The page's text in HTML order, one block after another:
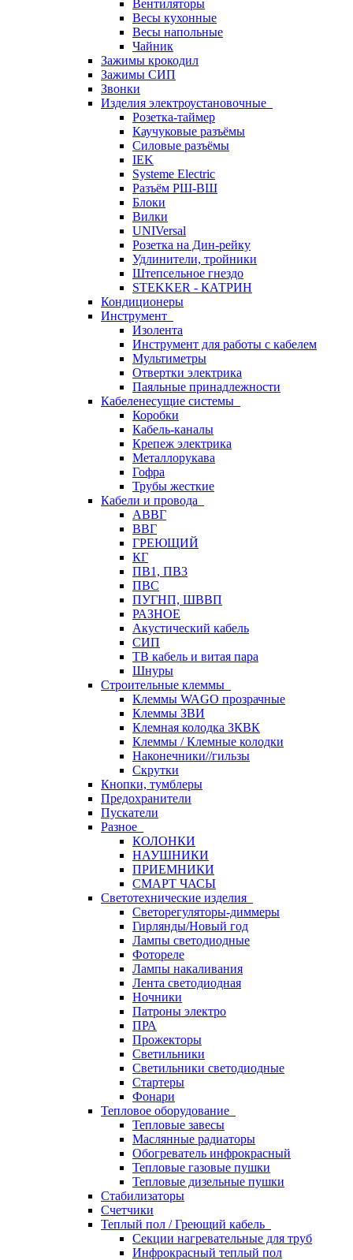
Вентиляторы
Весы кухонные
Весы напольные
Чайник
Зажимы крокодил
Зажимы СИП
Звонки
Изделия электроустановочные
Розетка-таймер
Каучуковые разъёмы
Силовые разъёмы
IEK
Systeme Electric
Разъём РШ-ВШ
Блоки
Вилки
UNIVersal
Розетка на Дин-рейку
Удлинители, тройники
Штепсельное гнездо
STEKKER - КАТРИН
Кондиционеры
Инструмент
Изолента
Инструмент для работы с кабелем
Мультиметры
Отвертки электрика
Паяльные принадлежности
Кабеленесущие системы
Коробки
Кабель-каналы
Крепеж электрика
Металлорукава
Гофра
Трубы жесткие
Кабели и провода
АВВГ
ВВГ
ГРЕЮЩИЙ
КГ
ПВ1, ПВ3
ПВС
ПУГНП, ШВВП
РАЗНОЕ
Акустический кабель
СИП
ТВ кабель и витая пара
Шнуры
Строительные клеммы
Клеммы WAGO прозрачные
Клеммы ЗВИ
Клемная колодка ЗКВК
Клеммы / Клемные колодки
Наконечники//гильзы
Скрутки
Кнопки, тумблеры
Предохранители
Пускатели
Разное
КОЛОНКИ
НАУШНИКИ
ПРИЕМНИКИ
СМАРТ ЧАСЫ
Светотехнические изделия
Светорегуляторы-диммеры
Гирлянды/Новый год
Лампы светодиодные
Фотореле
Лампы накаливания
Лента светодиодная
Ночники
Патроны электро
ПРА
Прожекторы
Светильники
Светильники светодиодные
Стартеры
Фонари
Тепловое оборудование
Тепловые завесы
Маслянные радиаторы
Обогреватель инфрокрасный
Тепловые газовые пушки
Тепловые дизельные пушки
Стабилизаторы
Счетчики
Теплый пол / Греющий кабель
Секции нагревательные для труб
Инфрокрасный теплый пол